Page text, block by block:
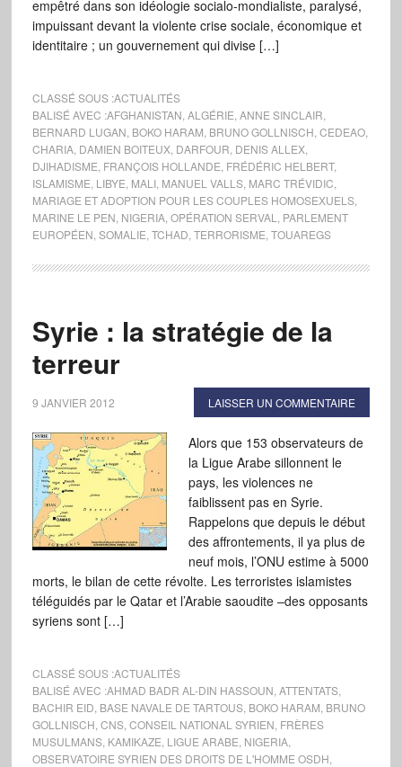
empêtré dans son idéologie socialo-mondialiste, paralysé,
impuissant devant la violente crise sociale, économique et
identitaire ; un gouvernement qui divise […]
CLASSÉ SOUS :ACTUALITÉS
BALISÉ AVEC :AFGHANISTAN ALGÉRIE ANNE SINCLAIR
BERNARD LUGAN BOKO HARAM BRUNO GOLLNISCH CEDEAO,
CHARIA, DAMIEN BOITEUX, DARFOUR DENIS ALLEX,
DJIHADISME FRANÇOIS HOLLANDE FRÉDÉRIC HELBERT,
ISLAMISME LIBYE MALI, MANUEL VALLS, MARC TRÉVIDIC
MARIAGE ET ADOPTION POUR LES COUPLES HOMOSEXUELS,
MARINE LE PEN NIGERIA, OPÉRATION SERVAL
PARLEMENT
EUROPÉEN SOMALIE TCHAD TERRORISME TOUAREGS
Syrie : la stratégie de la
terreur
9 JANVIER 2012 LAISSER UN COMMENTAIRE
Alors que 153 observateurs de
la Ligue Arabe sillonnent le
pays, les violences ne
faiblissent pas en Syrie.
Rappelons que depuis le début
des affrontements, il ya plus de
neuf mois, l’ONU estime à 5000
morts, le bilan de cette révolte. Les terroristes islamistes
téléguidés par le Qatar et l’Arabie saoudite –des opposants
syriens sont […]
CLASSÉ SOUS :ACTUALITÉS
BALISÉ AVEC :AHMAD BADR AL-DIN HASSOUN ATTENTATS,
BACHIR EID BASE NAVALE DE TARTOUS, BOKO HARAM BRUNO
GOLLNISCH CNS, CONSEIL NATIONAL SYRIEN FRÈRES
MUSULMANS, KAMIKAZE LIGUE ARABE NIGERIA,
OBSERVATOIRE SYRIEN DES DROITS DE L'HOMME OSDH